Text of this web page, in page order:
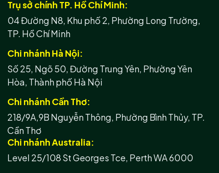
Trụ sở chính TP. Hồ Chí Minh:
04 Đường N8, Khu phố 2, Phường Long Trường,
TP. Hồ Chí Minh
Chi nhánh Hà Nội:
Số 25, Ngõ 50, Đường Trung Yên, Phường Yên
Hòa, Thành phố Hà Nội
Chi nhánh Cần Thơ:
218/9A,9B Nguyễn Thông, Phường Bình Thủy, TP.
Cần Thơ
Chi nhánh Australia:
Level 25/108 St Georges Tce, Perth WA 6000